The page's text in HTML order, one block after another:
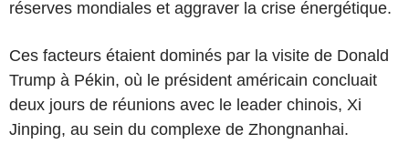
réserves mondiales et aggraver la crise énergétique.
Ces facteurs étaient dominés par la visite de Donald
Trump à Pékin, où le président américain concluait
deux jours de réunions avec le leader chinois, Xi
Jinping, au sein du complexe de Zhongnanhai.